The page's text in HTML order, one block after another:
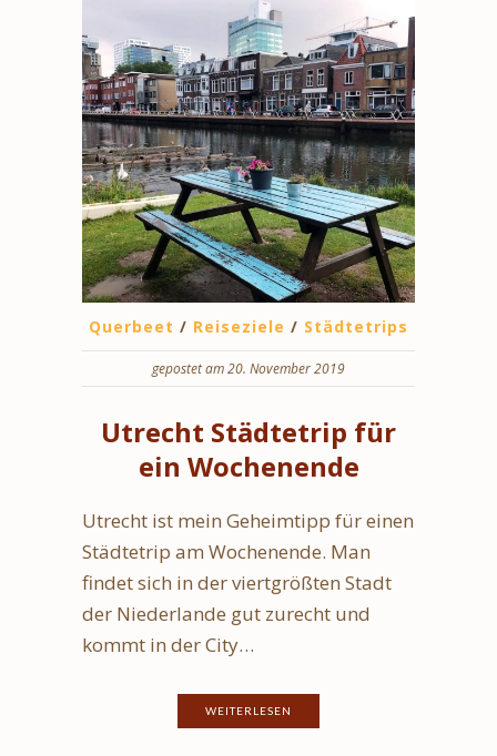
Querbeet / Reiseziele / Städtetrips
gepostet am 20. November 2019
Utrecht Städtetrip für
ein Wochenende
Utrecht ist mein Geheimtipp für einen
Städtetrip am Wochenende. Man
findet sich in der viertgrößten Stadt
der Niederlande gut zurecht und
kommt in der City…
WEITERLESEN